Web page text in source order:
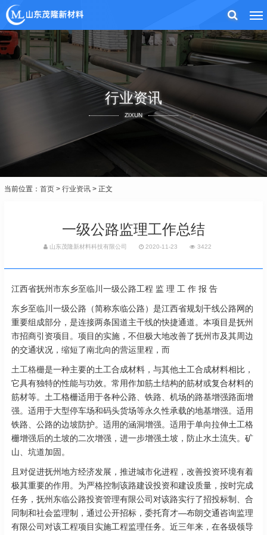
行业资讯
ZIXUN
当前位置： 首页 > 行业资讯 > 正文
一级公路监理工作总结
山东茂隆新材料科技有限公司 2020-11-23 3422
江西省抚州市东乡至临川一级公路工程 监 理 工 作 报 告
东乡至临川一级公路（简称东临公路）是江西省规划干线公路网的
重要组成部分，是连接两条国道主干线的快捷通道。本项目是抚州
市招商引资项目。项目的实施，不但极大地改善了抚州市及其周边
的交通状况，缩短了南北向的营运里程，而
土工格栅是一种主要的土工合成材料，与其他土工合成材料相比，
它具有独特的性能与功效。常用作加筋土结构的筋材或复合材料的
筋材等。土工格栅适用于各种公路、铁路、机场的路基增强路面增
强。适用于大型停车场和码头货场等永久性承载的地基增强。适用
铁路、公路的边坡防护。适用的涵洞增强。适用于单向拉伸土工格
栅增强后的土坡的二次增强，进一步增强土坡，防止水土流失。矿
山、坑道加固。
且对促进抚州地方经济发展，推进城市化进程，改善投资环境有着
极其重要的作用。为严格控制该路建设投资和建设质量，按时完成
任务，抚州东临公路投资管理有限公司对该路实行了招投标制、合
同制和社会监理制，通过公开招标，委托育才—布朗交通咨询监理
有限公司对该工程项目实施工程监理任务。近三年来，在各级领导